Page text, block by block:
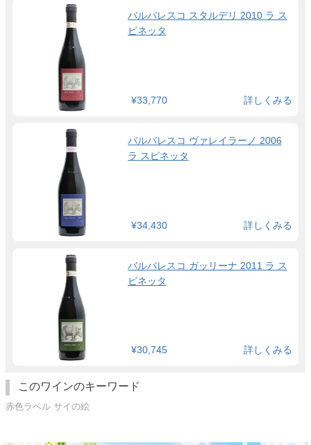
バルバレスコ スタルデリ 2010 ラ ス
ピネッタ
¥33,770 詳しくみる
バルバレスコ ヴァレイラーノ 2006
ラ スピネッタ
¥34,430 詳しくみる
バルバレスコ ガッリーナ 2011 ラ ス
ピネッタ
¥30,745 詳しくみる
このワインのキーワード
赤色ラベル サイの絵